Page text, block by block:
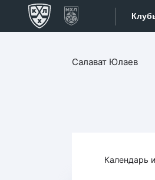
Салават Юлаев
Календарь